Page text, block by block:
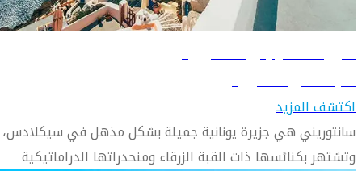
دليل السفر إلى سانتوريني
تعرّف على سانتوريني
اكتشف المزيد
سانتوريني هي جزيرة يونانية جميلة بشكل مذهل في سيكلادس،
وتشتهر بكنائسها ذات القبة الزرقاء ومنحدراتها الدراماتيكية